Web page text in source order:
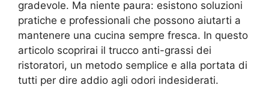
gradevole. Ma niente paura: esistono soluzioni
pratiche e professionali che possono aiutarti a
mantenere una cucina sempre fresca. In questo
articolo scoprirai il trucco anti-grassi dei
ristoratori, un metodo semplice e alla portata di
tutti per dire addio agli odori indesiderati.